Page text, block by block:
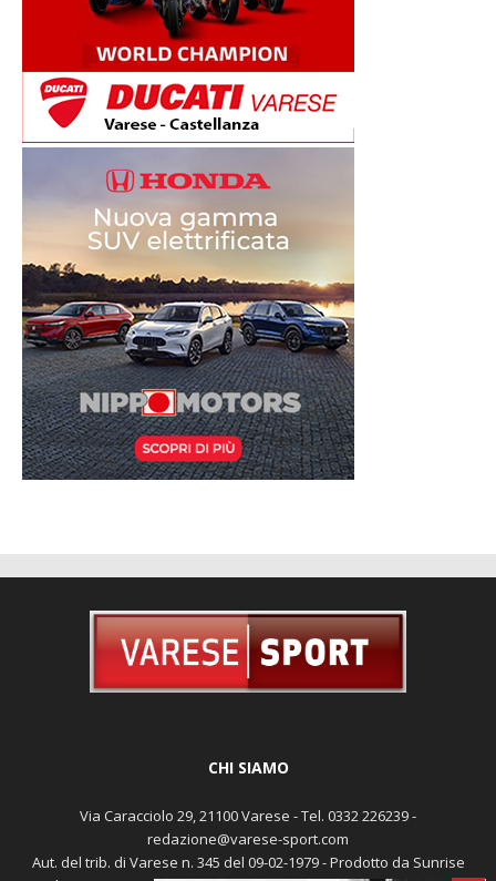
CHI SIAMO
Via Caracciolo 29, 21100 Varese - Tel. 0332 226239 -